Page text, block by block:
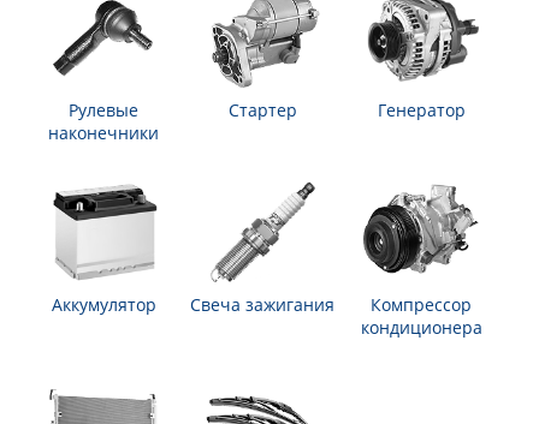
Рулевые
наконечники
Стартер Генератор
Аккумулятор Свеча зажигания
Компрессор
кондиционера